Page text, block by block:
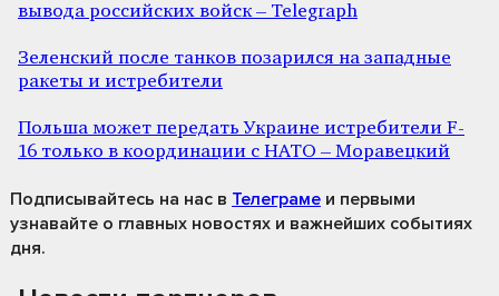
вывода российских войск – Telegraph
Зеленский после танков позарился на западные
ракеты и истребители
Польша может передать Украине истребители F-
16 только в координации с НАТО – Моравецкий
Подписывайтесь на нас в Телеграме и первыми
узнавайте о главных новостях и важнейших событиях
дня.